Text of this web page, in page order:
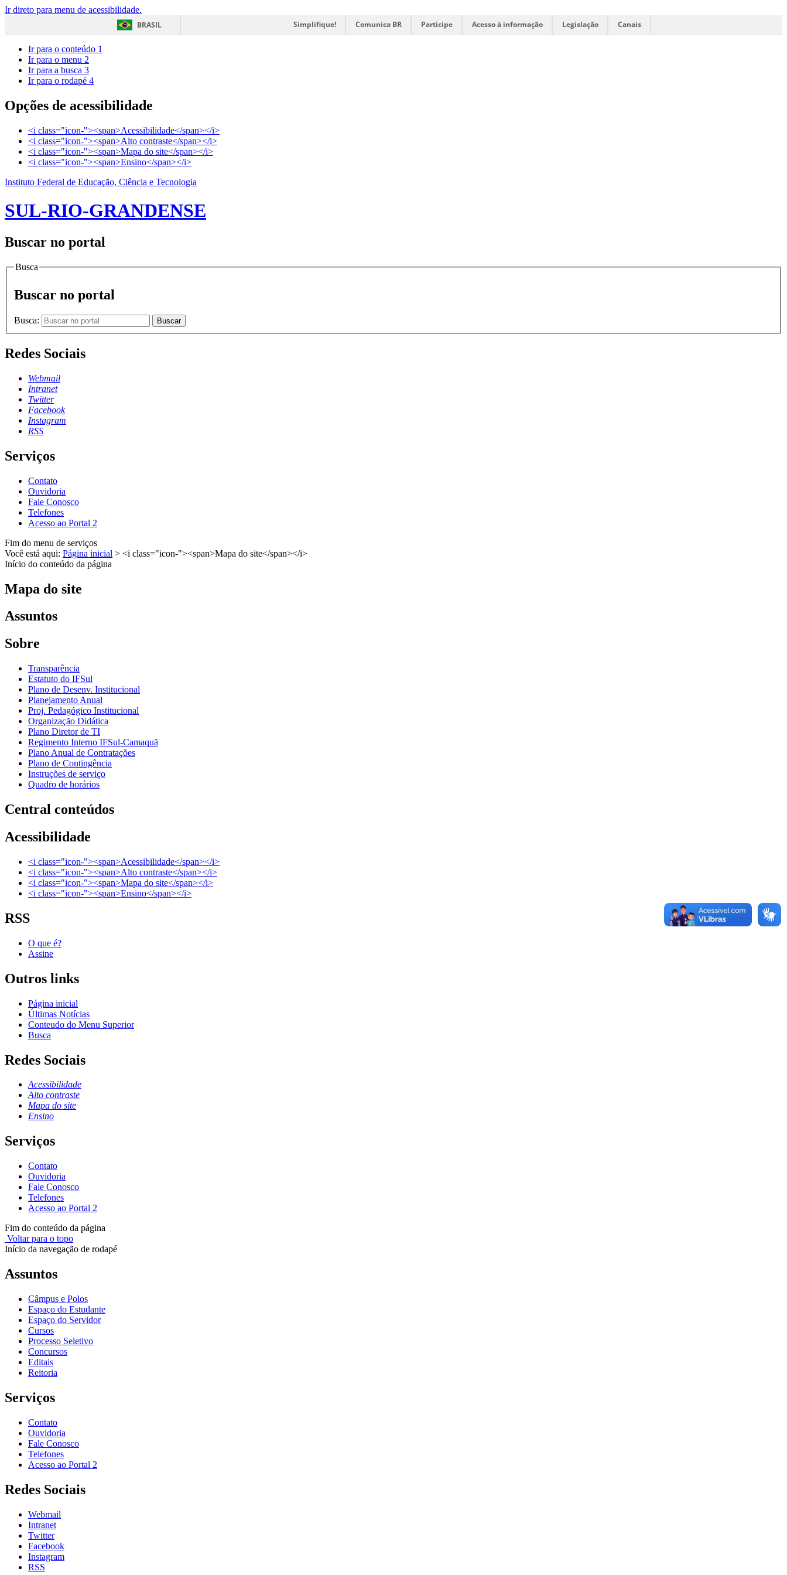
Ir direto para menu de acessibilidade.
BRASIL
Simplifique! Comunica BR Participe Acesso à informação Legislação Canais
Ir para o conteúdo 1
Ir para o menu 2
Ir para a busca 3
Ir para o rodapé 4
Opções de acessibilidade
<i class="icon-"><span>Acessibilidade</span></i>
<i class="icon-"><span>Alto contraste</span></i>
<i class="icon-"><span>Mapa do site</span></i>
<i class="icon-"><span>Ensino</span></i>
Instituto Federal de Educação, Ciência e Tecnologia
SUL-RIO-GRANDENSE
Buscar no portal
Busca
Buscar no portal
Busca: Buscar
Redes Sociais
Webmail
Intranet
Twitter
Facebook
Instagram
RSS
Serviços
Contato
Ouvidoria
Fale Conosco
Telefones
Acesso ao Portal 2
Fim do menu de serviços
Você está aqui: Página inicial > <i class="icon-"><span>Mapa do site</span></i>
Início do conteúdo da página
Mapa do site
Assuntos
Sobre
Transparência
Estatuto do IFSul
Plano de Desenv. Institucional
Planejamento Anual
Proj. Pedagógico Institucional
Organização Didática
Plano Diretor de TI
Regimento Interno IFSul-Camaquã
Plano Anual de Contratações
Plano de Contingência
Instruções de serviço
Quadro de horários
Central conteúdos
Acessibilidade
<i class="icon-"><span>Acessibilidade</span></i>
<i class="icon-"><span>Alto contraste</span></i>
<i class="icon-"><span>Mapa do site</span></i>
<i class="icon-"><span>Ensino</span></i>
RSS
O que é?
Assine
Outros links
Página inicial
Últimas Notícias
Conteudo do Menu Superior
Busca
Redes Sociais
Acessibilidade
Alto contraste
Mapa do site
Ensino
Serviços
Contato
Ouvidoria
Fale Conosco
Telefones
Acesso ao Portal 2
Fim do conteúdo da página
Voltar para o topo
Início da navegação de rodapé
Assuntos
Câmpus e Polos
Espaço do Estudante
Espaço do Servidor
Cursos
Processo Seletivo
Concursos
Editais
Reitoria
Serviços
Contato
Ouvidoria
Fale Conosco
Telefones
Acesso ao Portal 2
Redes Sociais
Webmail
Intranet
Twitter
Facebook
Instagram
RSS